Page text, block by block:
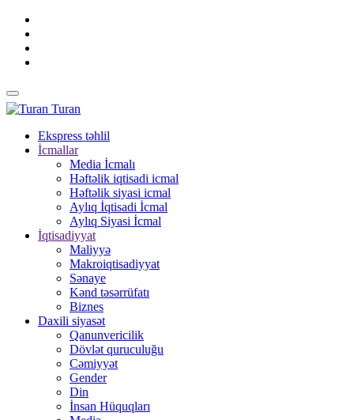
Turan
Ekspress təhlil
İcmallar
Media İcmalı
Həftəlik iqtisadi icmal
Həftəlik siyasi icmal
Aylıq İqtisadi İcmal
Aylıq Siyasi İcmal
İqtisadiyyat
Maliyyə
Makroiqtisadiyyat
Sənaye
Kənd təsərrüfatı
Biznes
Daxili siyasət
Qanunvericilik
Dövlət quruculuğu
Cəmiyyət
Gender
Din
İnsan Hüquqları